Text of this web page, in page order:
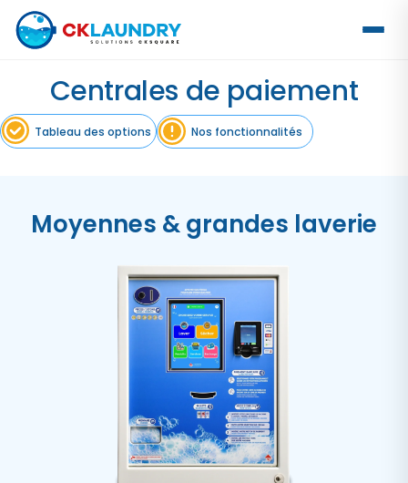
Centrales de paiement
Tableau des options Nos fonctionnalités
Moyennes & grandes laverie